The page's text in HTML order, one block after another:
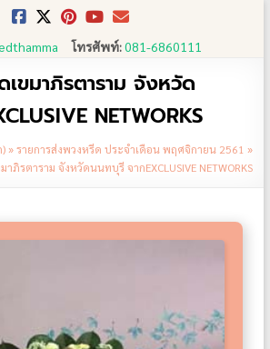
โทรศัพท์:081-6860111
ขมาภิรตาราม จังหวัด
NETWORKS
»รายการส่งพวงหรีด ประจำเดือน พฤศจิกายน 2561 »
ภิรตาราม จังหวัดนนทบุรี จากEXCLUSIVE NETWORKS